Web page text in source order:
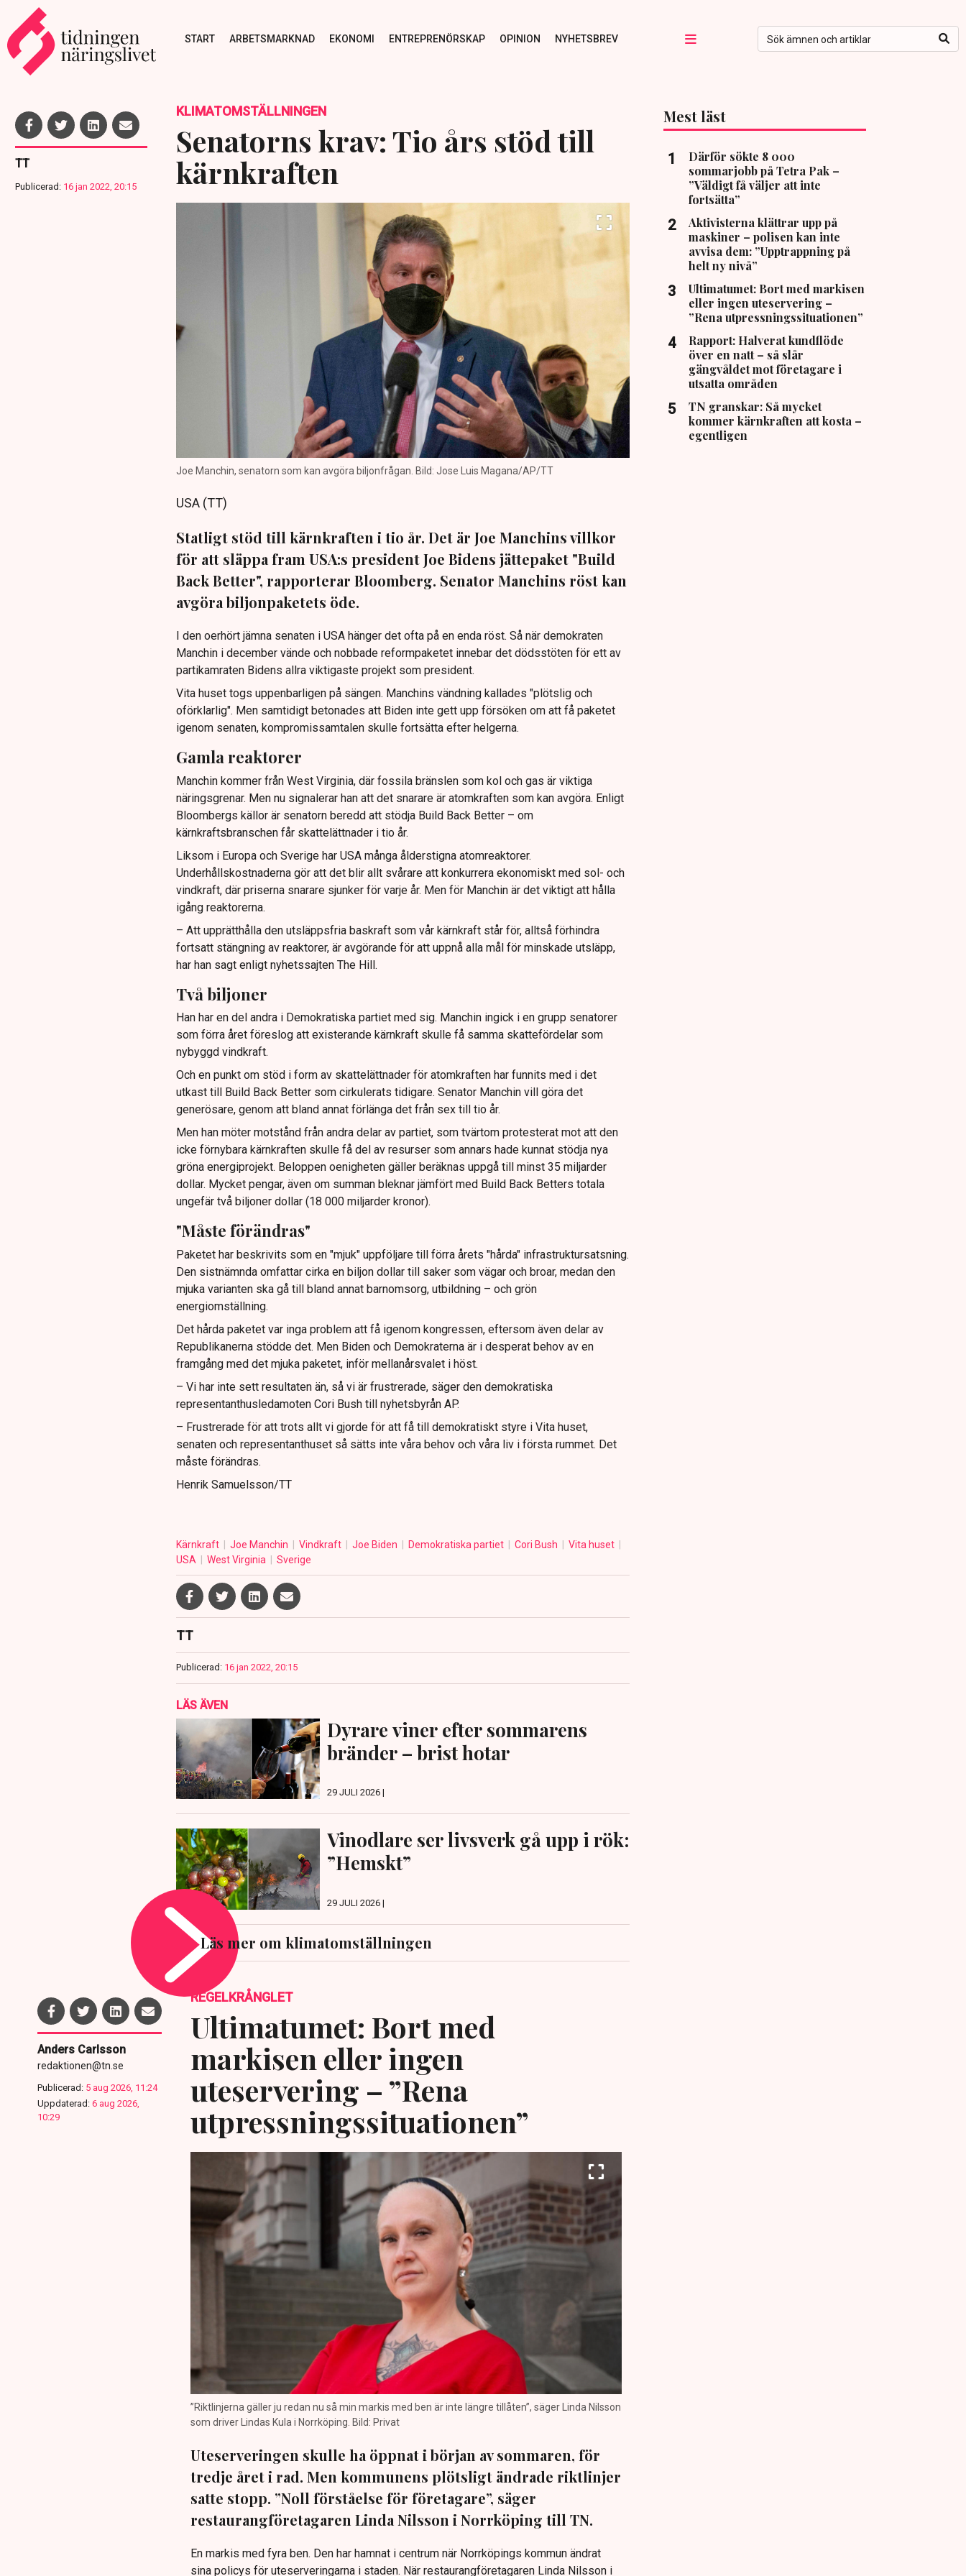
START ARBETSMARKNAD EKONOMI ENTREPRENÖRSKAP OPINION NYHETSBREV
TT
Publicerad: 16 jan 2022, 20:15
KLIMATOMSTÄLLNINGEN
Senatorns krav: Tio års stöd till
kärnkraften
Joe Manchin, senatorn som kan avgöra biljonfrågan. Bild: Jose Luis Magana/AP/TT
USA (TT)
Statligt stöd till kärnkraften i tio år. Det är Joe Manchins villkor
för att släppa fram USA:s president Joe Bidens jättepaket "Build
Back Better", rapporterar Bloomberg. Senator Manchins röst kan
avgöra biljonpaketets öde.
I den oerhört jämna senaten i USA hänger det ofta på en enda röst. Så när demokraten
Manchin i december vände och nobbade reformpaketet innebar det dödsstöten för ett av
partikamraten Bidens allra viktigaste projekt som president.
Vita huset togs uppenbarligen på sängen. Manchins vändning kallades "plötslig och
oförklarlig". Men samtidigt betonades att Biden inte gett upp försöken om att få paketet
igenom senaten, kompromissamtalen skulle fortsätta efter helgerna.
Gamla reaktorer
Manchin kommer från West Virginia, där fossila bränslen som kol och gas är viktiga
näringsgrenar. Men nu signalerar han att det snarare är atomkraften som kan avgöra. Enligt
Bloombergs källor är senatorn beredd att stödja Build Back Better – om
kärnkraftsbranschen får skattelättnader i tio år.
Liksom i Europa och Sverige har USA många ålderstigna atomreaktorer.
Underhållskostnaderna gör att det blir allt svårare att konkurrera ekonomiskt med sol- och
vindkraft, där priserna snarare sjunker för varje år. Men för Manchin är det viktigt att hålla
igång reaktorerna.
– Att upprätthålla den utsläppsfria baskraft som vår kärnkraft står för, alltså förhindra
fortsatt stängning av reaktorer, är avgörande för att uppnå alla mål för minskade utsläpp,
har han sagt enligt nyhetssajten The Hill.
Två biljoner
Han har en del andra i Demokratiska partiet med sig. Manchin ingick i en grupp senatorer
som förra året föreslog att existerande kärnkraft skulle få samma skattefördelar som
nybyggd vindkraft.
Och en punkt om stöd i form av skattelättnader för atomkraften har funnits med i det
utkast till Build Back Better som cirkulerats tidigare. Senator Manchin vill göra det
generösare, genom att bland annat förlänga det från sex till tio år.
Men han möter motstånd från andra delar av partiet, som tvärtom protesterat mot att den
icke förnybara kärnkraften skulle få del av resurser som annars hade kunnat stödja nya
gröna energiprojekt. Beloppen oenigheten gäller beräknas uppgå till minst 35 miljarder
dollar. Mycket pengar, även om summan bleknar jämfört med Build Back Betters totala
ungefär två biljoner dollar (18 000 miljarder kronor).
"Måste förändras"
Paketet har beskrivits som en "mjuk" uppföljare till förra årets "hårda" infrastruktursatsning.
Den sistnämnda omfattar cirka en biljon dollar till saker som vägar och broar, medan den
mjuka varianten ska gå till bland annat barnomsorg, utbildning – och grön
energiomställning.
Det hårda paketet var inga problem att få igenom kongressen, eftersom även delar av
Republikanerna stödde det. Men Biden och Demokraterna är i desperat behov av en
framgång med det mjuka paketet, inför mellanårsvalet i höst.
– Vi har inte sett resultaten än, så vi är frustrerade, säger den demokratiska
representanthusledamoten Cori Bush till nyhetsbyrån AP.
– Frustrerade för att trots allt vi gjorde för att få till demokratiskt styre i Vita huset,
senaten och representanthuset så sätts inte våra behov och våra liv i första rummet. Det
måste förändras.
Henrik Samuelsson/TT
Kärnkraft Joe Manchin Vindkraft Joe Biden Demokratiska partiet Cori Bush
Vita huset
USA
West Virginia Sverige
TT
Publicerad: 16 jan 2022, 20:15
LÄS ÄVEN
Dyrare viner efter sommarens
bränder – brist hotar
29 JULI 2026 |
Vinodlare ser livsverk gå upp i rök:
”Hemskt”
29 JULI 2026 |
Läs mer om klimatomställningen
Mest läst
Därför sökte 8 000
sommarjobb på Tetra Pak –
”Väldigt få väljer att inte
fortsätta”
Aktivisterna klättrar upp på
maskiner – polisen kan inte
avvisa dem: ”Upptrappning på
helt ny nivå”
Ultimatumet: Bort med markisen
eller ingen uteservering –
”Rena utpressningssituationen”
Rapport: Halverat kundflöde
över en natt – så slår
gängvåldet mot företagare i
utsatta områden
TN granskar: Så mycket
kommer kärnkraften att kosta –
egentligen
Anders Carlsson
redaktionen@tn.se
Publicerad: 5 aug 2026, 11:24
Uppdaterad: 6 aug 2026,
10:29
REGELKRÅNGLET
Ultimatumet: Bort med
markisen eller ingen
uteservering – ”Rena
utpressningssituationen”
”Riktlinjerna gäller ju redan nu så min markis med ben är inte längre tillåten”, säger Linda Nilsson
som driver Lindas Kula i Norrköping. Bild: Privat
Uteserveringen skulle ha öppnat i början av sommaren, för
tredje året i rad. Men kommunens plötsligt ändrade riktlinjer
satte stopp. ”Noll förståelse för företagare”, säger
restaurangföretagaren Linda Nilsson i Norrköping till TN.
En markis med fyra ben. Den har hamnat i centrum när Norrköpings kommun ändrat
sina policys för uteserveringarna i staden. När restaurangföretagaren Linda Nilsson i